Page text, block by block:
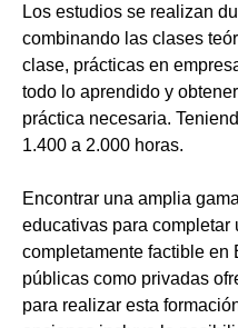
Los estudios se realizan
combinando las clases
clase, prácticas en
todo lo aprendido y
práctica necesaria.
1.400 a 2.000 horas.
Encontrar una amplia
educativas para completar
completamente factible en
públicas como privadas
para realizar esta